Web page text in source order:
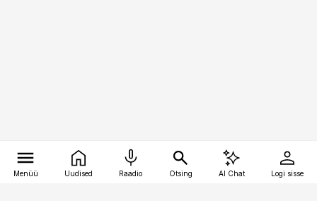
Menüü Uudised Raadio Otsing AI Chat Logi sisse